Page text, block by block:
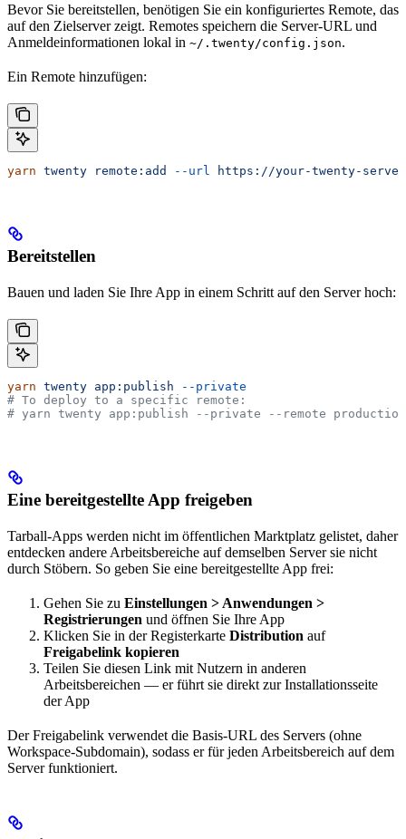
Bevor Sie bereitstellen, benötigen Sie ein konfiguriertes Remote, das
auf den Zielserver zeigt. Remotes speichern die Server-URL und
Anmeldeinformationen lokal in ~/.twenty/config.json.
Ein Remote hinzufügen:
yarn twenty remote:add --url https://your-twenty-
Bereitstellen
Bauen und laden Sie Ihre App in einem Schritt auf den Server hoch:
yarn twenty app:publish --private
# To deploy to a specific remote:
# yarn twenty app:publish --private --remote production
Eine bereitgestellte App freigeben
Tarball-Apps werden nicht im öffentlichen Marktplatz gelistet, daher
entdecken andere Arbeitsbereiche auf demselben Server sie nicht
durch Stöbern. So geben Sie eine bereitgestellte App frei:
Gehen Sie zu Einstellungen > Anwendungen >
Registrierungen und öffnen Sie Ihre App
Klicken Sie in der Registerkarte Distribution auf
Freigabelink kopieren
Teilen Sie diesen Link mit Nutzern in anderen
Arbeitsbereichen — er führt sie direkt zur Installationsseite
der App
Der Freigabelink verwendet die Basis-URL des Servers (ohne
Workspace-Subdomain), sodass er für jeden Arbeitsbereich auf dem
Server funktioniert.